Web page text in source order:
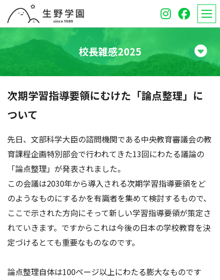
学校紹介
高等学校
オープンスクール
保護者のみなさんへ
受験生のみなさんへ
アクセス お問い合わせ
校長雑感2025
次期学習指導要領にむけた「論点整理」に
ついて
先日、文部科学大臣の諮問機関である中央教育審議会の教
育課程企画特別部会で行われてきた13回にわたる議論の
「論点整理」が発表されました。
この会議は2030年から導入される次期学習指導要領をど
のようなものにするかを有識者を集めて検討するもので、
ここで示された方向にそって新しい学習指導要領が策定さ
れていきます。ですからこれは今後の日本の学校教育を決
定づけるとても重要なものなのです。
論点整理自体は100ページ以上にわたる膨大なものです